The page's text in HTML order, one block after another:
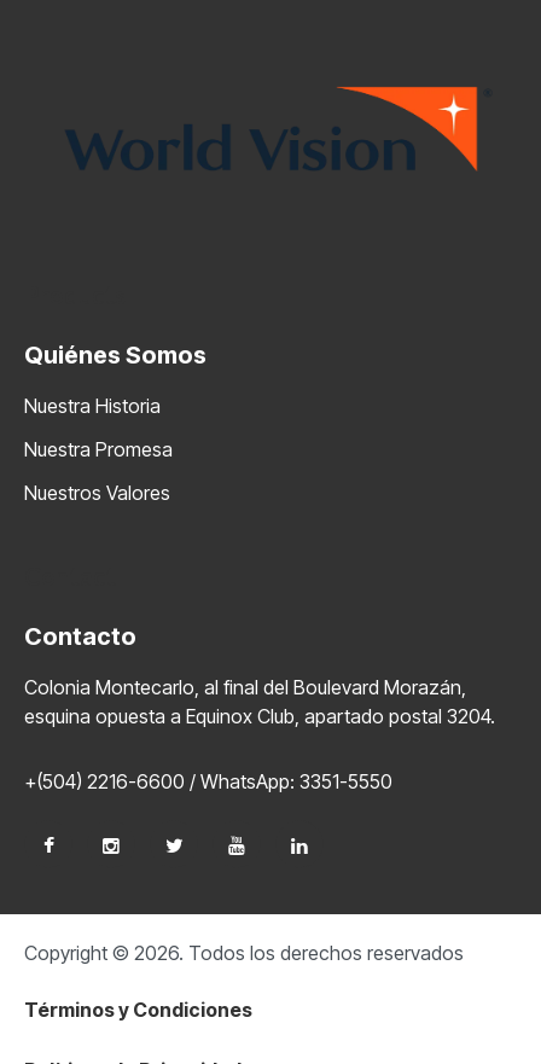
Quiénes Somos
Nuestra Historia
Nuestra Promesa
Nuestros Valores
Contacto
Colonia Montecarlo, al final del Boulevard Morazán,
esquina opuesta a Equinox Club, apartado postal 3204.
+(504) 2216-6600 / WhatsApp: 3351-5550
Copyright © 2026. Todos los derechos reservados
Términos y Condiciones